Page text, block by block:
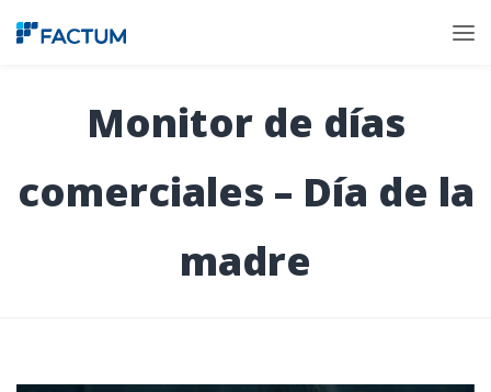
Monitor de días
comerciales – Día de la
madre